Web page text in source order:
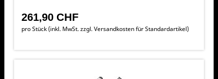
261,90 CHF
pro Stück (inkl. MwSt. zzgl.Versandkosten für Standardartikel)